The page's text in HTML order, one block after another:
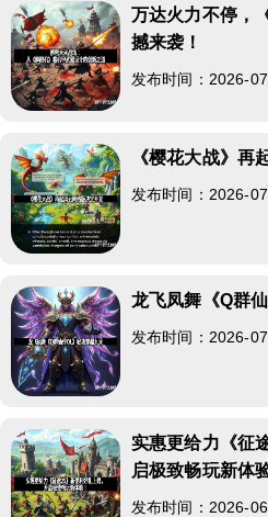
万达火力不停，
撼来袭！
发布时间：2026-
《樱花大战》再
发布时间：2026-
龙飞凤舞《Q群
发布时间：2026-
实惠更给力《征
启极致畅玩新体
发布时间：2026-